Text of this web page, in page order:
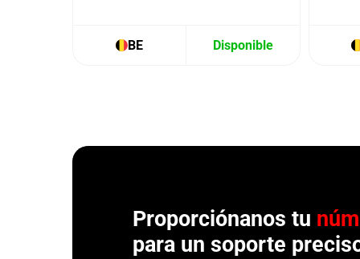
BE Disponible
Proporciónanos tu
para un soporte